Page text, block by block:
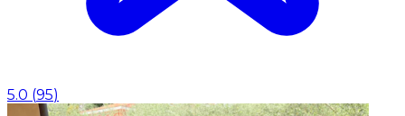
5.0 (95)